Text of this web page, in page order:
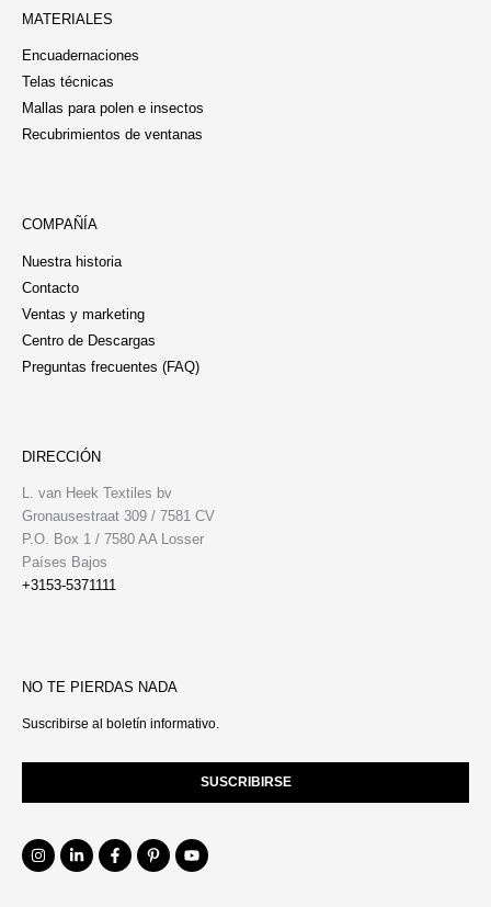
MATERIALES
Encuadernaciones
Telas técnicas
Mallas para polen e insectos
Recubrimientos de ventanas
COMPAÑÍA
Nuestra historia
Contacto
Ventas y marketing
Centro de Descargas
Preguntas frecuentes (FAQ)
DIRECCIÓN
L. van Heek Textiles bv
Gronausestraat 309 / 7581 CV
P.O. Box 1 / 7580 AA Losser
Países Bajos
+3153-5371111
NO TE PIERDAS NADA
Suscribirse al boletín informativo.
SUSCRIBIRSE